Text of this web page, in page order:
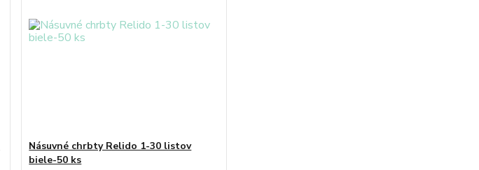
Násuvné chrbty Relido 1-30 listov
biele-50 ks